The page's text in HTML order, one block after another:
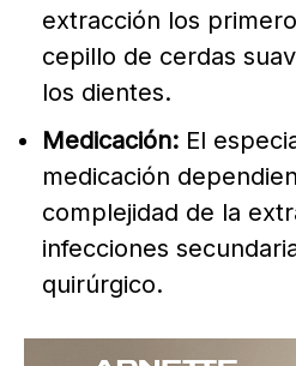
extracción los
cepillo de cerdas
los dientes.
Medicación: El
medicación
complejidad de la
infecciones
quirúrgico.